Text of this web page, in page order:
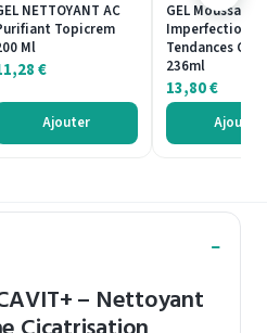
NETTOYANT AC
Topicrem
Ml
€
Ajouter
GEL Moussant
Imperfections
Tendances
236ml
13,80€
Ajouter
– Nettoyant